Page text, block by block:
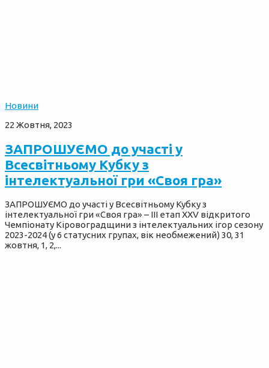
Новини
22 Жовтня, 2023
ЗАПРОШУЄМО до участі у
Всесвітньому Кубку з
інтелектуальної гри «Своя гра»
ЗАПРОШУЄМО до участі у Всесвітньому Кубку з
інтелектуальної гри «Своя гра» – ІІІ етап XХV відкритого
Чемпіонату Кіровоградщини з інтелектуальних ігор сезону
2023-2024 (у 6 статусних групах, вік необмежений) 30, 31
жовтня, 1, 2,...